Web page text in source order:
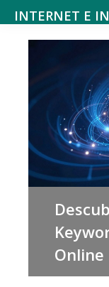
Saltar
menu
principal
Skip
content
INTERNET E
Mundodanet
alojamento,
domínios,
marketing
digital,
design,
hardware,
Online